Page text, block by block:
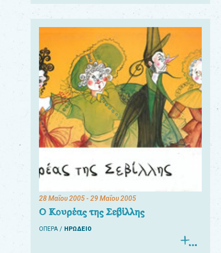
28 Μαΐου 2005- 29 Μαΐου 2005
Ο Κουρέας της Σεβίλλης
ΟΠΕΡΑ ΗΡΩΔΕΙΟ